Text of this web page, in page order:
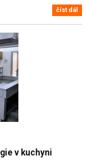
číst dál
v kuchyni